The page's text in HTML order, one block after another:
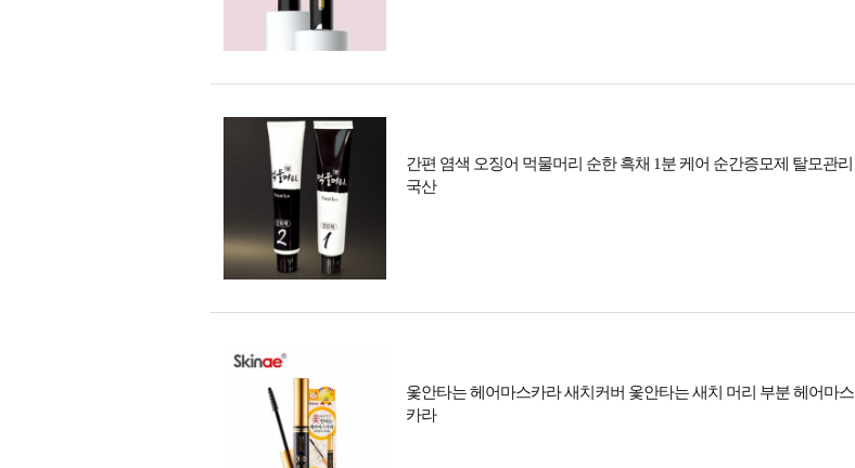
간편 염색 오징어 먹물머리 순한 흑채 1분 케어 순간증모제 탈모관리
국산
옻안타는 헤어마스카라 새치커버 옻안타는 새치 머리 부분 헤어마스
카라